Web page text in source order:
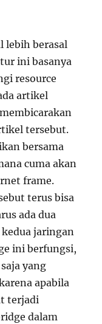
lebih berasal
ini basanya
resource
artikel
tersebut.
bersama
cuma akan
frame.
terus bisa
ada dua
jaringan
ini berfungsi,
yang
apabila
terjadi
dalam